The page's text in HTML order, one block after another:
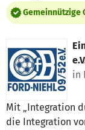
Gemeinnützige
in
Mit „Integration
die Integration